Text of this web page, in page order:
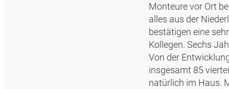
Monteure vor Ort
alles aus der
bestätigen eine
Kollegen. Sechs
Von der
insgesamt 85
natürlich im Haus.